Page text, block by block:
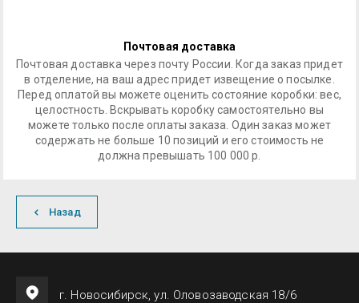
Почтовая доставка
Почтовая доставка через почту России. Когда заказ придет
в отделение, на ваш адрес придет извещение о посылке.
Перед оплатой вы можете оценить состояние коробки: вес,
целостность. Вскрывать коробку самостоятельно вы
можете только после оплаты заказа. Один заказ может
содержать не больше 10 позиций и его стоимость не
должна превышать 100 000 р.
Назад
г. Новосибирск, ул. Оловозаводская 18/6